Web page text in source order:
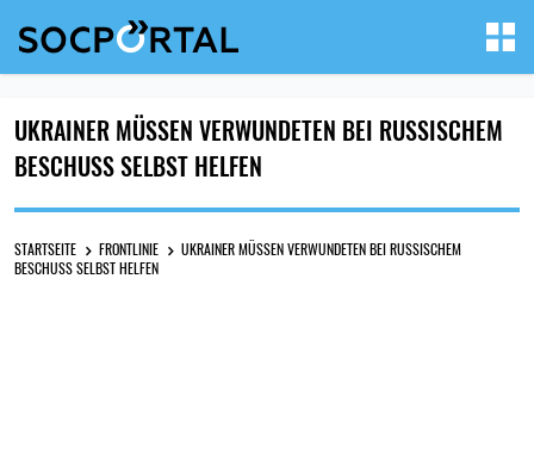
UKRAINER MÜSSEN VERWUNDETEN BEI RUSSISCHEM
BESCHUSS SELBST HELFEN
STARTSEITE FRONTLINIE
UKRAINER MÜSSEN VERWUNDETEN BEI RUSSISCHEM
BESCHUSS SELBST HELFEN